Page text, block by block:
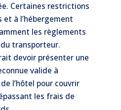
Certaines restrictions
et à l’hébergement
les règlements
transporteur.
devoir présenter une
valide à
l’hôtel pour couvrir
les frais de